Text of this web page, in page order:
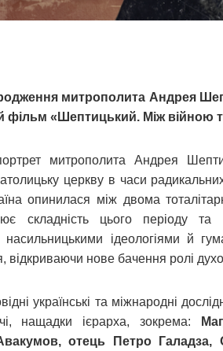
митрополита Андрея
фільм «Шептицький. Між війною
митрополита Андрея
церкву в часи
опинилася між двома
складність цього періоду
ідеологіями й
відкриваючи нове бачення ролі
українські та міжнародні
нащадки ієрарха, зокрема:
отець Петро Галадза,